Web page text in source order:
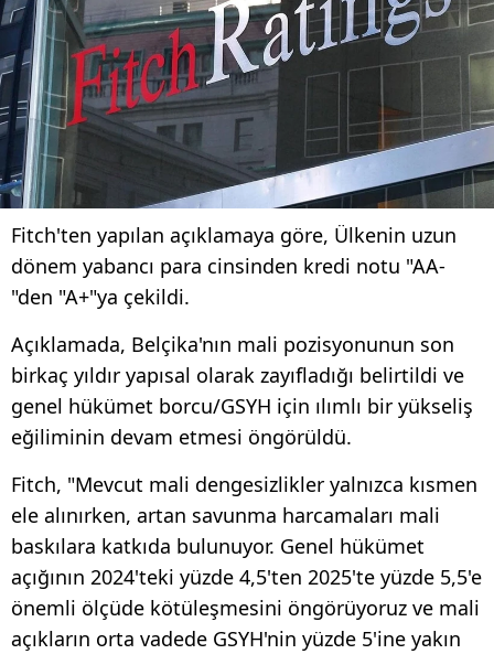
Fitch'ten yapılan açıklamaya göre, Ülkenin uzun
dönem yabancı para cinsinden kredi notu "AA-
"den "A+"ya çekildi.
Açıklamada, Belçika'nın mali pozisyonunun son
birkaç yıldır yapısal olarak zayıfladığı belirtildi ve
genel hükümet borcu/GSYH için ılımlı bir yükseliş
eğiliminin devam etmesi öngörüldü.
Fitch, "Mevcut mali dengesizlikler yalnızca kısmen
ele alınırken, artan savunma harcamaları mali
baskılara katkıda bulunuyor. Genel hükümet
açığının 2024'teki yüzde 4,5'ten 2025'te yüzde 5,5'e
önemli ölçüde kötüleşmesini öngörüyoruz ve mali
açıkların orta vadede GSYH'nin yüzde 5'ine yakın